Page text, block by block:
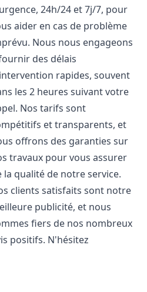
24h/24 et 7j/7, pour
aider en cas de problème
Nous nous engageons
des délais
rapides, souvent
les 2 heures suivant votre
Nos tarifs sont
et transparents, et
offrons des garanties sur
travaux pour vous assurer
la qualité de notre service.
clients satisfaits sont notre
publicité, et nous
fiers de nos nombreux
positifs. N'hésitez